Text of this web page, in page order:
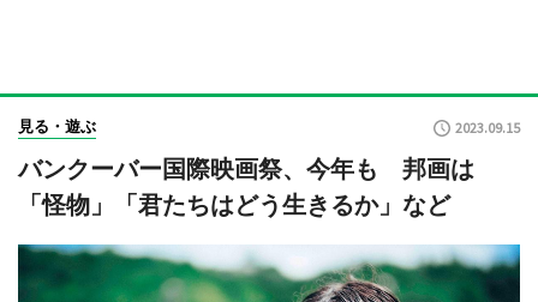
見る・遊ぶ 2023.09.15
バンクーバー国際映画祭、今年も 邦画は
「怪物」「君たちはどう生きるか」など